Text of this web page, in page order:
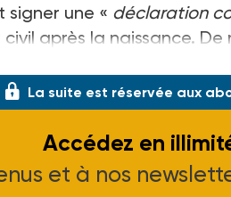
signer une « déclaration
après la naissance.
La suite est réservée aux
Accédez en
et à nos